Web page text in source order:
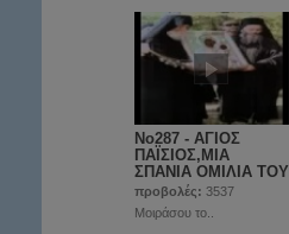
No287 - ΑΓΙΟΣ
ΠΑΪΣΙΟΣ,ΜΙΑ
ΣΠΑΝΙΑ ΟΜΙΛΙΑ ΤΟΥ
προβολές: 3537
Μοιράσου το..